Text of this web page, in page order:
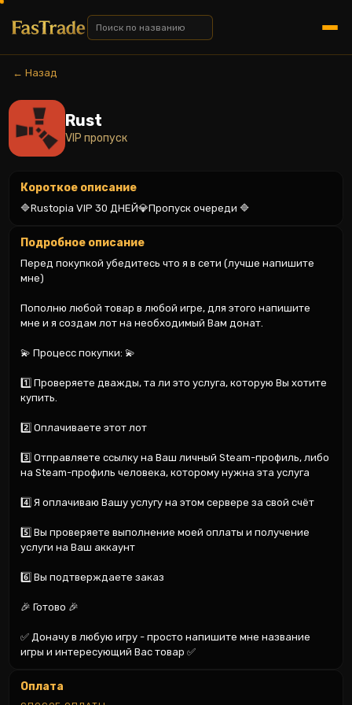
← Назад
Rust
VIP пропуск
Короткое описание
🔷Rustopia VIP 30 ДНЕЙ💎Пропуск очереди 🔷
Подробное описание
Перед покупкой убедитесь что я в сети (лучше напишите
мне)
Пополню любой товар в любой игре, для этого напишите
мне и я создам лот на необходимый Вам донат.
💫 Процесс покупки: 💫
1️⃣ Проверяете дважды, та ли это услуга, которую Вы хотите
купить.
2️⃣ Оплачиваете этот лот
3️⃣ Отправляете ссылку на Ваш личный Steam-профиль, либо
на Steam-профиль человека, которому нужна эта услуга
4️⃣ Я оплачиваю Вашу услугу на этом сервере за свой счёт
5️⃣ Вы проверяете выполнение моей оплаты и получение
услуги на Ваш аккаунт
6️⃣ Вы подтверждаете заказ
🎉 Готово 🎉
✅ Доначу в любую игру - просто напишите мне название
игры и интересующий Вас товар ✅
Оплата